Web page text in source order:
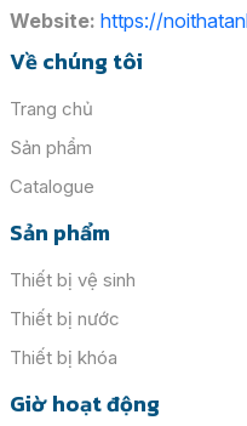
Website: https://
Về chúng tôi
Trang chủ
Sản phẩm
Catalogue
Sản phẩm
Thiết bị vệ sinh
Thiết bị nước
Thiết bị khóa
Giờ hoạt động